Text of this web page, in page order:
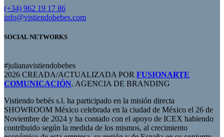
(+34) 962 19 17 86
info@vistiendobebes.com
SOCIAL NETWORKS
#julianavistiendobebes
2026 CREADA/ACTUALIZADA POR FUSIONARTE
COMUNICACIÓN. AGENCIA DE BRANDING
Vistiendo bebés s.l. ha participado en la misión directa
SHOWROOM México celebrada en la ciudad de México el 26 de
Noviembre de 2024 y ha contado con el apoyo de ICEX habiendo
contribuido según la medida de los mismos, al crecimiento